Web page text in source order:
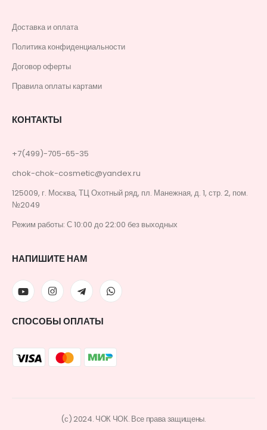
Доставка и оплата
Политика конфиденциальности
Договор оферты
Правила оплаты картами
КОНТАКТЫ
+7(499)-705-65-35
chok-chok-cosmetic@yandex.ru
125009, г. Москва, ТЦ Охотный ряд, пл. Манежная, д. 1, стр. 2, пом.
№2049
Режим работы: С 10:00 до 22:00 без выходных
НАПИШИТЕ НАМ
СПОСОБЫ ОПЛАТЫ
(с) 2024. ЧОК ЧОК. Все права защищены.